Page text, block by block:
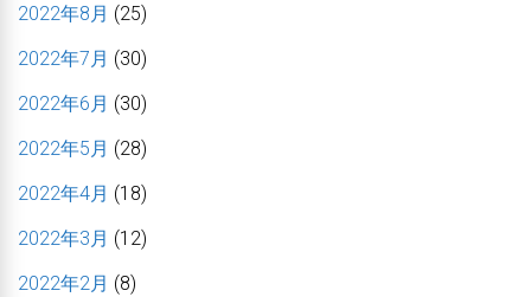
2022年8月 (25)
2022年7月 (30)
2022年6月 (30)
2022年5月 (28)
2022年4月 (18)
2022年3月 (12)
2022年2月 (8)